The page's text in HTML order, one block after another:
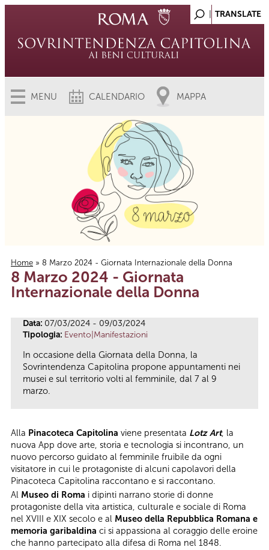
MENU CALENDARIO MAPPA
Tu sei qui
Home » 8 Marzo 2024 - Giornata Internazionale della Donna
8 Marzo 2024 - Giornata
Internazionale della Donna
Data: 07/03/2024 - 09/03/2024
Tipologia: Evento|Manifestazioni
In occasione della Giornata della Donna, la
Sovrintendenza Capitolina propone appuntamenti nei
musei e sul territorio volti al femminile, dal 7 al 9
marzo.
Alla Pinacoteca Capitolina viene presentata Lotz Art, la
nuova App dove arte, storia e tecnologia si incontrano, un
nuovo percorso guidato al femminile fruibile da ogni
visitatore in cui le protagoniste di alcuni capolavori della
Pinacoteca Capitolina raccontano e si raccontano.
Al Museo di Roma i dipinti narrano storie di donne
protagoniste della vita artistica, culturale e sociale di Roma
nel XVIII e XIX secolo e al Museo della Repubblica Romana e
memoria garibaldina ci si appassiona al coraggio delle eroine
che hanno partecipato alla difesa di Roma nel 1848.